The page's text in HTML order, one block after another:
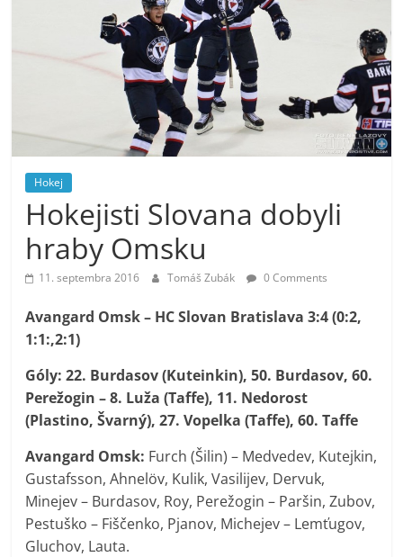
Hokej
Hokejisti Slovana dobyli
hraby Omsku
11. septembra 2016 Tomáš Zubák 0 Comments
Avangard Omsk – HC Slovan Bratislava 3:4 (0:2,
1:1:,2:1)
Góly: 22. Burdasov (Kuteinkin), 50. Burdasov, 60.
Perežogin –8. Luža (Taffe), 11. Nedorost
(Plastino, Švarný), 27. Vopelka (Taffe), 60. Taffe
Avangard Omsk: Furch (Šilin) – Medvedev, Kutejkin,
Gustafsson, Ahnelöv, Kulik, Vasilijev, Dervuk,
Minejev – Burdasov, Roy, Perežogin – Paršin, Zubov,
Pestuško – Fiščenko, Pjanov, Michejev – Lemťugov,
Gluchov, Lauta.